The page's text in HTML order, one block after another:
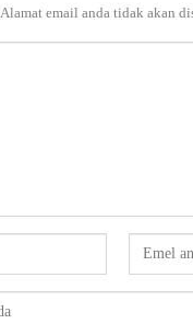
Alamat email anda tidak akan